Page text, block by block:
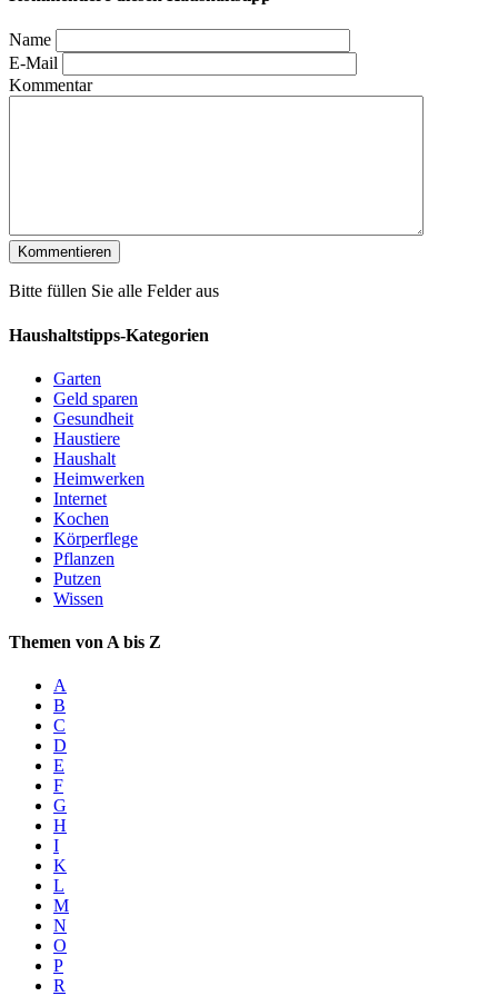
Name
E-Mail
Kommentar
Bitte füllen Sie alle Felder aus
Haushaltstipps-Kategorien
Garten
Geld sparen
Gesundheit
Haustiere
Haushalt
Heimwerken
Internet
Kochen
Körperflege
Pflanzen
Putzen
Wissen
Themen von A bis Z
A
B
C
D
E
F
G
H
I
K
L
M
N
O
P
R